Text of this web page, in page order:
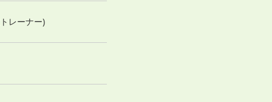
レーナー)